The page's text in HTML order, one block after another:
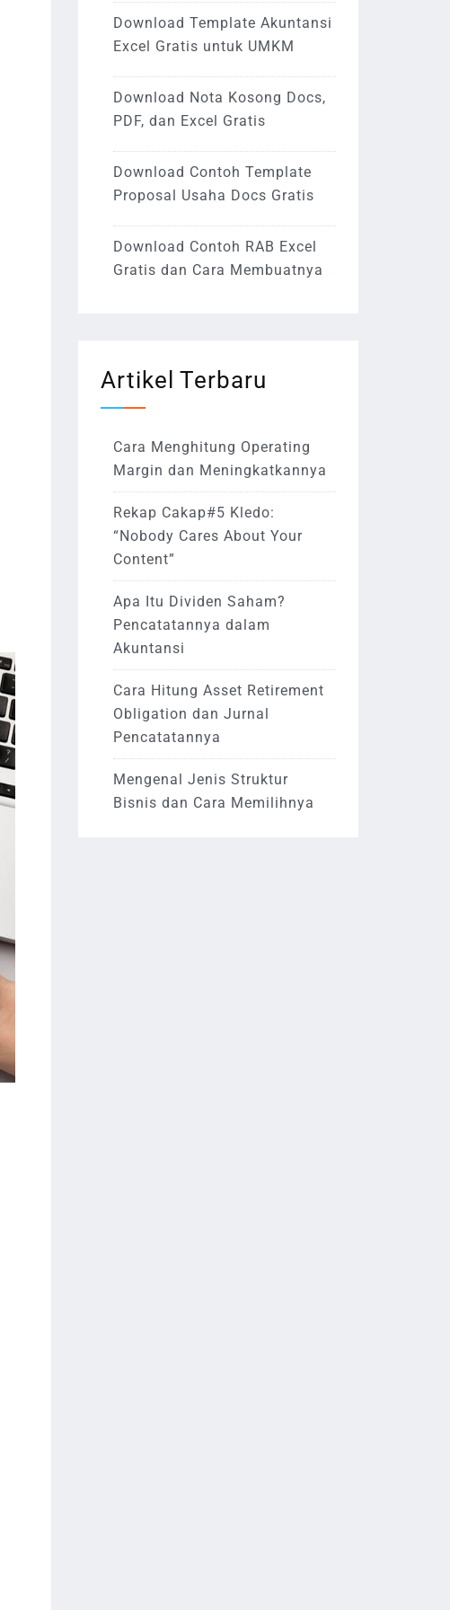
Download Template Akuntansi
Excel Gratis untuk UMKM
Download Nota Kosong Docs,
PDF, dan Excel Gratis
Download Contoh Template
Proposal Usaha Docs Gratis
Download Contoh RAB Excel
Gratis dan Cara Membuatnya
Artikel Terbaru
Cara Menghitung Operating
Margin dan Meningkatkannya
Rekap Cakap#5 Kledo:
“Nobody Cares About Your
Content”
Apa Itu Dividen Saham?
Pencatatannya dalam
Akuntansi
Cara Hitung Asset Retirement
Obligation dan Jurnal
Pencatatannya
Mengenal Jenis Struktur
Bisnis dan Cara Memilihnya